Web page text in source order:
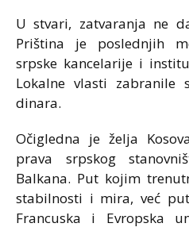
U stvari, zatvaranja ne
Priština je poslednjih
srpske kancelarije i
Lokalne vlasti
dinara.
Očigledna je želja
prava srpskog
Balkana. Put kojim
stabilnosti i mira, već
Francuska i Evropska